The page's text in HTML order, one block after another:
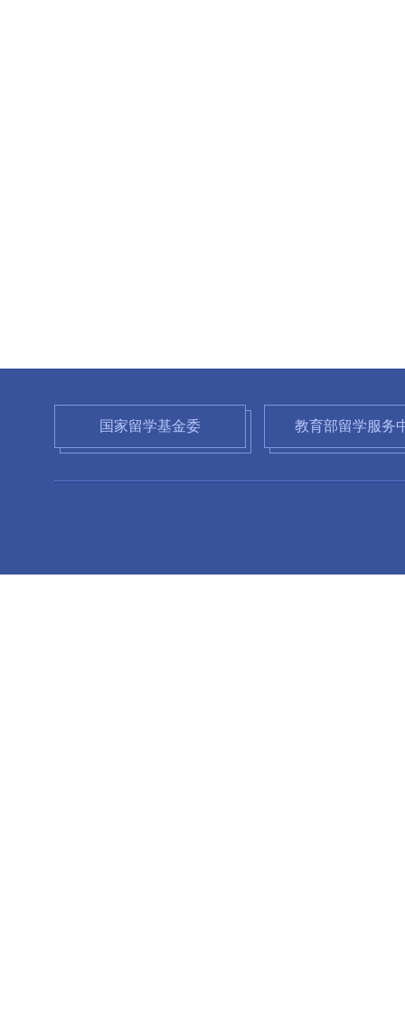
国家留学基金委 教育部留学服务